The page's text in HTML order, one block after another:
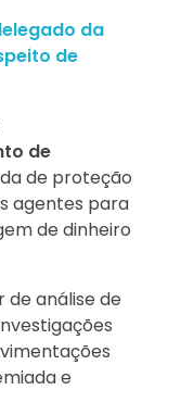
da
de
de
de proteção
agentes para
de dinheiro
de análise de
e